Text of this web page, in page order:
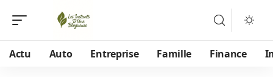
Actu Auto Entreprise Famille Finance